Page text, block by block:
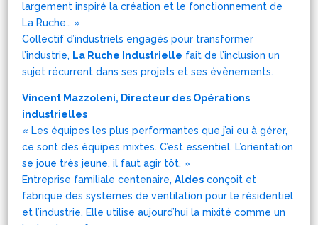
largement inspiré la création et le fonctionnement de
La Ruche… »
Collectif d’industriels engagés pour transformer
l’industrie, La Ruche Industrielle fait de l’inclusion un
sujet récurrent dans ses projets et ses évènements.
Vincent Mazzoleni, Directeur des Opérations
industrielles
« Les équipes les plus performantes que j’ai eu à gérer,
ce sont des équipes mixtes. C’est essentiel. L’orientation
se joue très jeune, il faut agir tôt. »
Entreprise familiale centenaire,Aldes conçoit et
fabrique des systèmes de ventilation pour le résidentiel
et l’industrie. Elle utilise aujourd’hui la mixité comme un